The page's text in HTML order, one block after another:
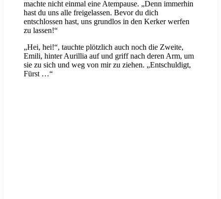
machte nicht einmal eine Atempause. „Denn immerhin
hast du uns alle freigelassen. Bevor du dich
entschlossen hast, uns grundlos in den Kerker werfen
zu lassen!“
„Hei, hei!“, tauchte plötzlich auch noch die Zweite,
Emili, hinter Aurillia auf und griff nach deren Arm, um
sie zu sich und weg von mir zu ziehen. „Entschuldigt,
Fürst …“